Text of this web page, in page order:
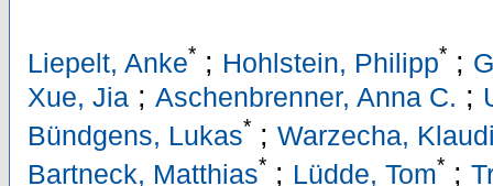
Liepelt, Anke* ; Hohlstein, Philipp* ;
Xue, Jia ; Aschenbrenner, Anna C. ;
Bündgens, Lukas* ; Warzecha,
Bartneck, Matthias* ; Lüdde, Tom* ;